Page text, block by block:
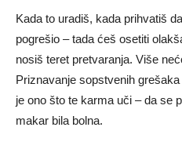
Kada to uradiš, kada prihvatiš
pogrešio – tada ćeš osetiti
nosiš teret pretvaranja. Više
Priznavanje sopstvenih
je ono što te karma uči – da se
makar bila bolna.